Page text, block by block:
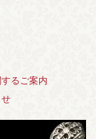
るご案内